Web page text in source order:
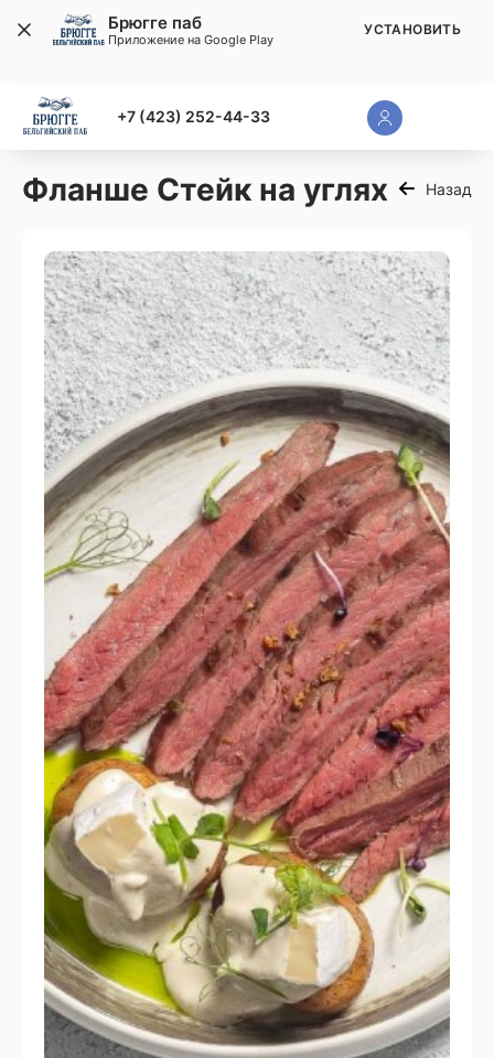
+7 (423) 252-44-33
Фланше Стейк на углях Назад
Брюгге паб
Приложение на Google Play
УСТАНОВИТЬ